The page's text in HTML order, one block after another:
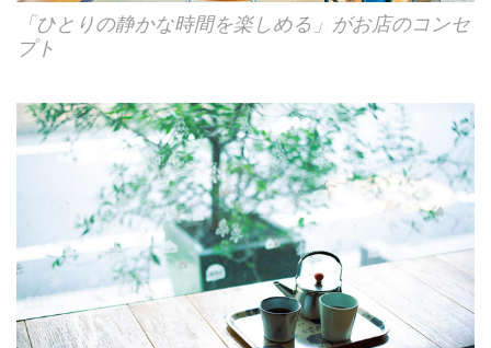
「ひとりの静かな時間を楽しめる」がお店のコンセ
プト